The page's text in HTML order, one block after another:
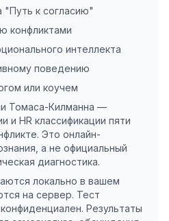
к согласию"
конфликтами
интеллекта
поведению
или коучем
Томаса-Килманна —
и HR классификации пяти
Это онлайн-
а не официальный
диагностика.
локально в вашем
на сервер. Тест
Результаты